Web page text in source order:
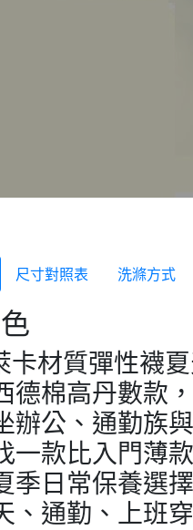
尺寸對照表 洗滌方式
卡材質彈性襪
德棉高丹數款
辦公、通勤族
一款比入門薄
季日常保養選擇
、通勤、上班